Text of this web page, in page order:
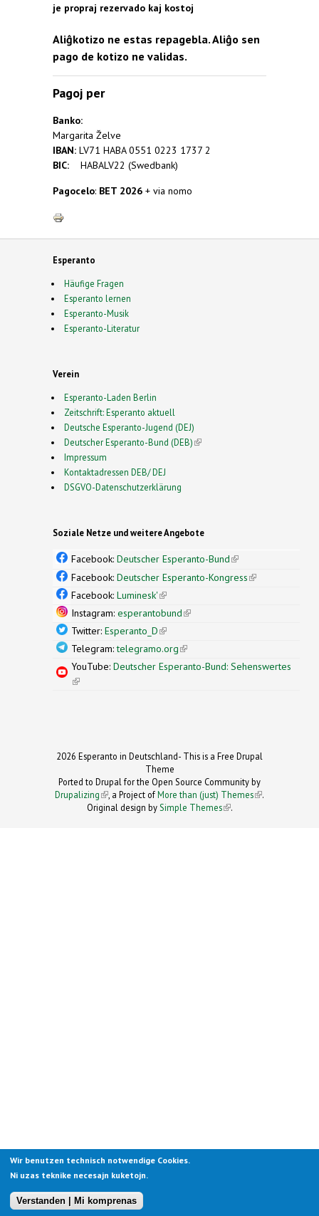
je propraj rezervado kaj kostoj
Aliĝkotizo ne estas repagebla. Aliĝo sen
pago de kotizo ne validas.
Pagoj per
Banko:
Margarita Želve
IBAN: LV71 HABA 0551 0223 1737 2
BIC: HABALV22 (Swedbank)
Pagocelo: BET 2026 + via nomo
Esperanto
Häufige Fragen
Esperanto lernen
Esperanto-Musik
Esperanto-Literatur
Verein
Esperanto-Laden Berlin
Zeitschrift: Esperanto aktuell
Deutsche Esperanto-Jugend (DEJ)
Deutscher Esperanto-Bund (DEB)(link is external)
Impressum
Kontaktadressen DEB/ DEJ
DSGVO-Datenschutzerklärung
Soziale Netze und weitere Angebote
Facebook: Deutscher Esperanto-Bund(link is
external)
Facebook: Deutscher Esperanto-Kongress(link is
Facebook: Luminesk'(link is external)
Instagram: esperantobund(link is external)
Twitter: Esperanto_D(link is external)
Telegram:telegramo.org(link is external)
YouTube: Deutscher Esperanto-Bund: Sehenswertes
(link is external)
2026 Esperanto in Deutschland- This is a Free Drupal
Theme
Ported to Drupal for the Open Source Community by
Drupalizing(link is external)
, a Project ofMore than (just) Themes (link is
.
Original design by Simple Themes
(link is
.
Wir benutzen technisch notwendige Cookies.
Ni uzas teknike necesajn kuketojn.
Verstanden | Mi komprenas